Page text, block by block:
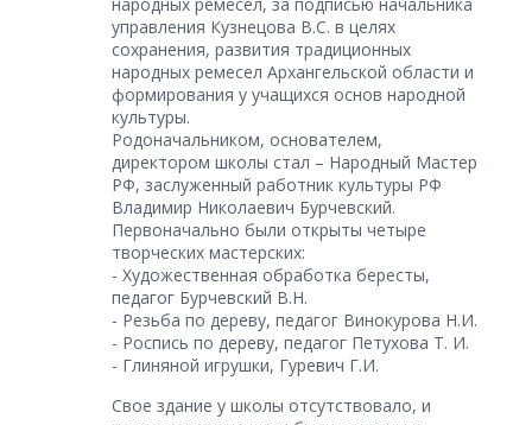
управления Кузнецова В.С. в целях
сохранения, развития традиционных
народных ремесел Архангельской области и
формирования у учащихся основ народной
культуры.
Родоначальником, основателем,
директором школы стал – Народный Мастер
РФ, заслуженный работник культуры РФ
Владимир Николаевич Бурчевский.
Первоначально были открыты четыре
творческих мастерских:
- Художественная обработка бересты,
педагог Бурчевский В.Н.
- Резьба по дереву, педагог Винокурова Н.И.
- Роспись по дереву, педагог Петухова Т. И.
- Глиняной игрушки, Гуревич Г.И.
Свое здание у школы отсутствовало, и